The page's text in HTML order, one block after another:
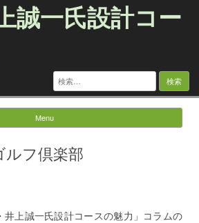
誠一氏設計コー
検
索:
Menu
フ倶楽部
井上誠一氏設計コースの魅力」コラムの